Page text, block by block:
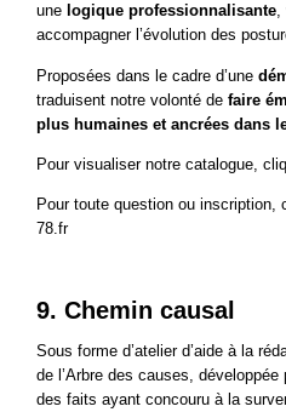
une logique professionnalisante,
accompagner l’évolution des
Proposées dans le cadre d’une
traduisent notre volonté de faire
plus humaines et ancrées dans
Pour visualiser notre catalogue,
Pour toute question ou
78.fr
9. Chemin causal
Sous forme d’atelier d’aide à la
de l’Arbre des causes,
des faits ayant concouru à la